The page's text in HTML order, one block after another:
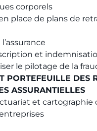
corporels
place de plans de
et
le pilotage de la
PORTEFEUILLE DES
ASSURANTIELLES
et cartographie